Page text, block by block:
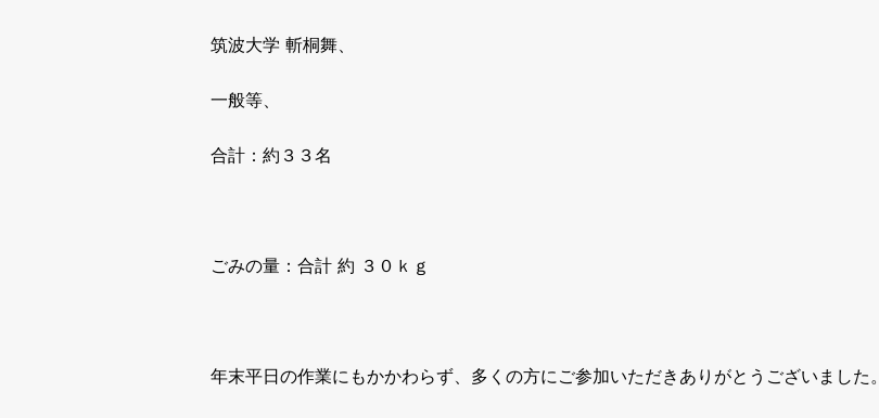
筑波大学 斬桐舞、
一般等、
合計：約３３名
ごみの量：合計 約 ３０ｋｇ
年末平日の作業にもかかわらず、多くの方にご参加いただきありがとうございました。